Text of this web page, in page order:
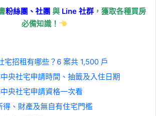
粉絲團、社團與 Line社群 ，獲取各種買房
必備知識！
宅招租有哪些？6 案共 1,500 戶
央社宅申請時間、抽籤及入住日期
央社宅申請資格一次看
得、財產及無自有住宅門檻